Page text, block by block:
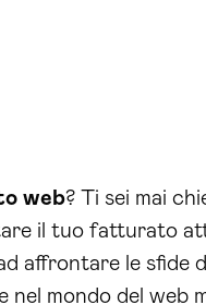
web? Ti sei mai
il tuo fatturato
affrontare le sfide
mondo del